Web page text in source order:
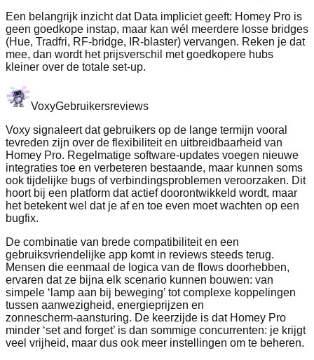
Een belangrijk inzicht dat Data impliciet geeft: Homey Pro is
geen goedkope instap, maar kan wél meerdere losse bridges
(Hue, Tradfri, RF-bridge, IR-blaster) vervangen. Reken je dat
mee, dan wordt het prijsverschil met goedkopere hubs
kleiner over de totale set‑up.
VoxyGebruikersreviews
Voxy signaleert dat gebruikers op de lange termijn vooral
tevreden zijn over de flexibiliteit en uitbreidbaarheid van
Homey Pro. Regelmatige software-updates voegen nieuwe
integraties toe en verbeteren bestaande, maar kunnen soms
ook tijdelijke bugs of verbindingsproblemen veroorzaken. Dit
hoort bij een platform dat actief doorontwikkeld wordt, maar
het betekent wel dat je af en toe even moet wachten op een
bugfix.
De combinatie van brede compatibiliteit en een
gebruiksvriendelijke app komt in reviews steeds terug.
Mensen die eenmaal de logica van de flows doorhebben,
ervaren dat ze bijna elk scenario kunnen bouwen: van
simpele ‘lamp aan bij beweging’ tot complexe koppelingen
tussen aanwezigheid, energieprijzen en
zonnescherm‑aansturing. De keerzijde is dat Homey Pro
minder ‘set and forget’ is dan sommige concurrenten: je krijgt
veel vrijheid, maar dus ook meer instellingen om te beheren.